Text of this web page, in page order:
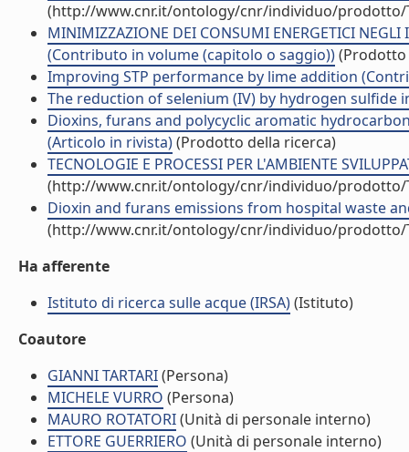
(http://www.cnr.it/ontology/cnr/individuo/prodotto/
MINIMIZZAZIONE DEI CONSUMI ENERGETICI
(Contributo in volume (capitolo o saggio))(Prodotto
Improving STP performance by lime addition
The reduction of selenium (IV) by hydrogen sulfide
Dioxins, furans and polycyclic aromatic
(Articolo in rivista)(Prodotto della ricerca)
TECNOLOGIE E PROCESSI PER L'AMBIENTE
(http://www.cnr.it/ontology/cnr/individuo/prodotto/
Dioxin and furans emissions from hospital waste
(http://www.cnr.it/ontology/cnr/individuo/prodotto/
Ha afferente
Istituto di ricerca sulle acque (IRSA)(Istituto)
Coautore
GIANNI TARTARI(Persona)
MICHELE VURRO (Persona)
MAURO ROTATORI(Unità di personale interno)
ETTORE GUERRIERO (Unità di personale interno)